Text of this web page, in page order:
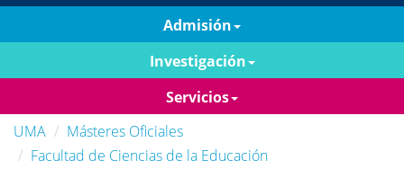
Admisión
Investigación
Servicios
UMA
Másteres Oficiales
Facultad de Ciencias de la Educación